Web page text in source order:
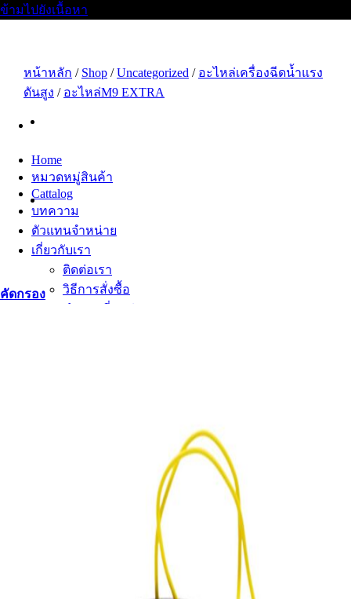
ข้ามไปยังเนื้อหา
Home
หมวดหมู่สินค้า
Cattalog
บทความ
ตัวแทนจำหน่าย
เกี่ยวกับเรา
ติดต่อเรา
วิธีการสั่งซื้อ
หน้าหลัก / Shop / Uncategorized / อะไหล่เครื่องฉีดน้ำแรง
ดันสูง / อะไหล่M9 EXTRA
คัดกรอง